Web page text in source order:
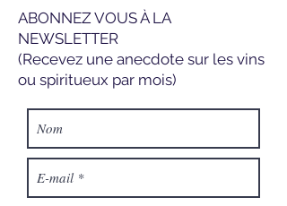
ABONNEZ VOUS À LA
NEWSLETTER
(Recevez une anecdote sur les vins
ou spiritueux par mois)